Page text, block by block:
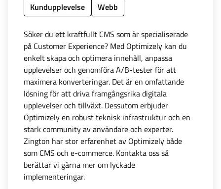
Kundupplevelse
Webb
Söker du ett kraftfullt CMS som är specialiserade
på Customer Experience? Med Optimizely kan du
enkelt skapa och optimera innehåll, anpassa
upplevelser och genomföra A/B-tester för att
maximera konverteringar. Det är en omfattande
lösning för att driva framgångsrika digitala
upplevelser och tillväxt. Dessutom erbjuder
Optimizely en robust teknisk infrastruktur och en
stark community av användare och experter.
Zington har stor erfarenhet av Optimizely både
som CMS och e-commerce. Kontakta oss så
berättar vi gärna mer om lyckade
implementeringar.